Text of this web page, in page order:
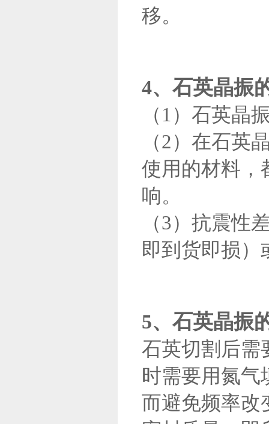
移。
4、石英晶振
（1）石英晶
（2）在石英
使用的材料，
响。
（3）抗震性
即到货即损）
5、石英晶振
石英切割后需
时需要用氮气
而避免频率改